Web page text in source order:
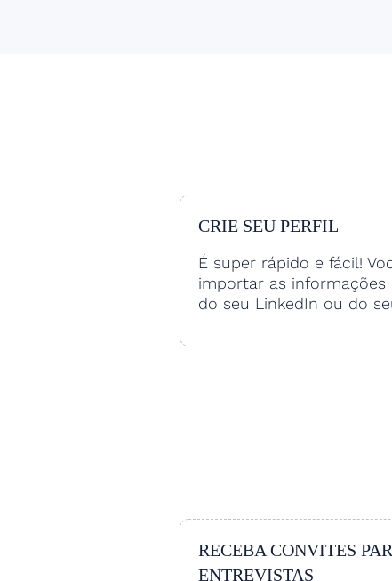
CRIE SEU PERFIL
É super rápido e fácil!
importar as informações
do seu LinkedIn ou do
RECEBA CONVITES
ENTREVISTAS